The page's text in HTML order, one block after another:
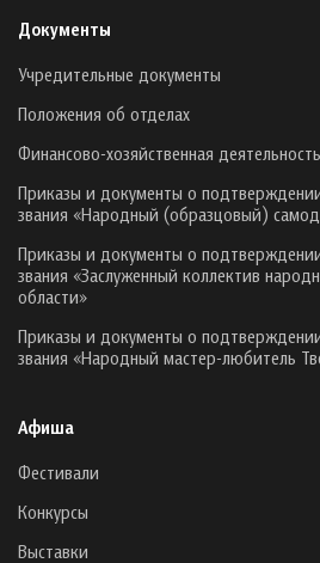
Документы
Учредительные документы
Положения об отделах
Финансово-хозяйственная деятельность
Приказы и документы о
звания «Народный (образцовый)
Приказы и документы о
звания «Заслуженный коллектив
области»
Приказы и документы о
звания «Народный мастер-любитель
Афиша
Фестивали
Конкурсы
Выставки